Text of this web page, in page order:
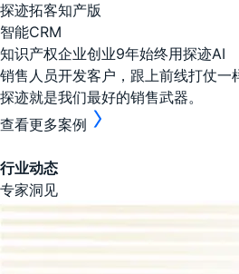
探迹拓客知产版
智能CRM
知识产权企业创业9年始终用探迹AI
销售人员开发客户，跟上前线打仗一
探迹就是我们最好的销售武器。
查看更多案例
行业动态
专家洞见